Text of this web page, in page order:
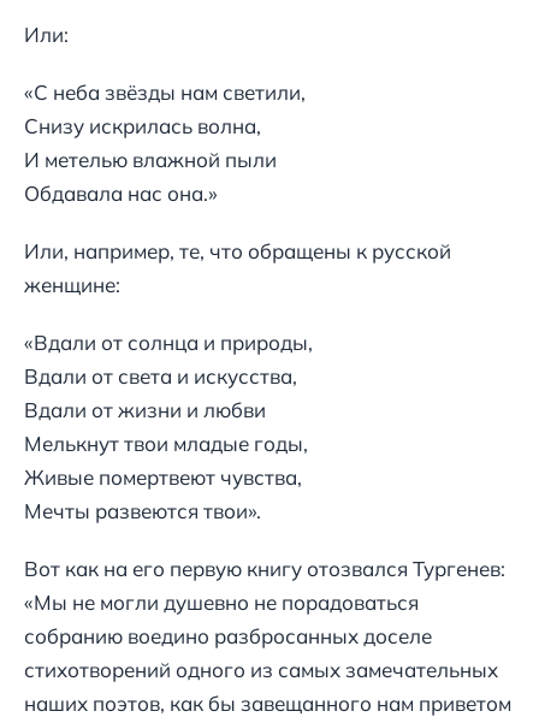
Или:
«С неба звёзды нам светили,
Снизу искрилась волна,
И метелью влажной пыли
Обдавала нас она.»
Или, например, те, что обращены к русской
женщине:
«Вдали от солнца и природы,
Вдали от света и искусства,
Вдали от жизни и любви
Мелькнут твои младые годы,
Живые помертвеют чувства,
Мечты развеются твои».
Вот как на его первую книгу отозвался Тургенев:
«Мы не могли душевно не порадоваться
собранию воедино разбросанных доселе
стихотворений одного из самых замечательных
наших поэтов, как бы завещанного нам приветом